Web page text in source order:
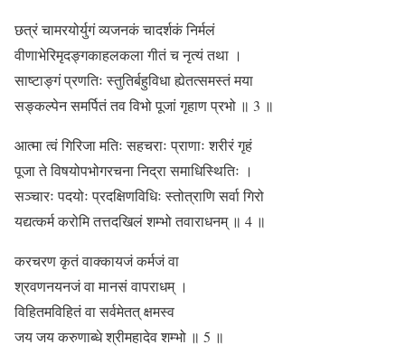
छत्रं चामरयोर्युगं व्यजनकं चादर्शकं निर्मलं
वीणाभेरिमृदङ्गकाहलकला गीतं च नृत्यं तथा ।
साष्टाङ्गं प्रणतिः स्तुतिर्बहुविधा ह्येतत्समस्तं मया
सङ्कल्पेन समर्पितं तव विभो पूजां गृहाण प्रभो ॥ 3 ॥
आत्मा त्वं गिरिजा मतिः सहचराः प्राणाः शरीरं गृहं
पूजा ते विषयोपभोगरचना निद्रा समाधिस्थितिः ।
सञ्चारः पदयोः प्रदक्षिणविधिः स्तोत्राणि सर्वा गिरो
यद्यत्कर्म करोमि तत्तदखिलं शम्भो तवाराधनम् ॥ 4 ॥
करचरण कृतं वाक्कायजं कर्मजं वा
श्रवणनयनजं वा मानसं वापराधम् ।
विहितमविहितं वा सर्वमेतत् क्षमस्व
जय जय करुणाब्धे श्रीमहादेव शम्भो ॥ 5 ॥